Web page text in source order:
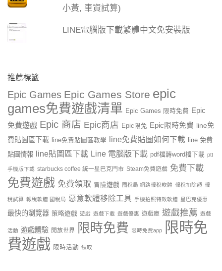
小黃, 車資試算)
LINE電腦版下載繁體中文免安裝版
推薦標籤
Epic Games Epic Games Store epic
games免費遊戲清單 Epic Games 限時免費 Epic
免費遊戲 Epic 商店 Epic商店 Epic限免 Epic限時免費 line免
費貼圖區下載
line免費貼圖區教學 line免費貼圖如何下載
line 免費
貼圖情報
line貼圖區下載 Line 電腦版下載 pdf檔轉word檔下載 ptt
手機版下載 starbucks coffee 統一星巴克門市 Steam免費遊戲 免費下載
免費遊戲 免費領取 冒險遊戲 國稅局 網路報稅軟體 報稅扣除額 報
稅試算 報稅軟體 國稅局 惡意軟體移除工具 手機拍照特效軟體 星巴克優惠
最快的瀏覽器 策略遊戲 遊戲 遊戲下載 遊戲優惠 遊戲庫 遊戲推薦 遊戲
活動 遊戲體驗 開放世界 限時免費 限時免費app
限時免
費遊戲 限時活動 領取